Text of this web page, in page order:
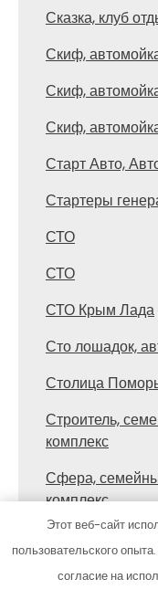
Сказка, клуб
Скиф,
Скиф,
Скиф,
Старт Авто,
Стартеры
СТО
СТО
СТО Крым Лада
Сто лошадок,
Столица
Строитель,
комплекс
Сфера,
комплекс
Сход-развал,
Этот веб-сайт
пользовательского
согласие на